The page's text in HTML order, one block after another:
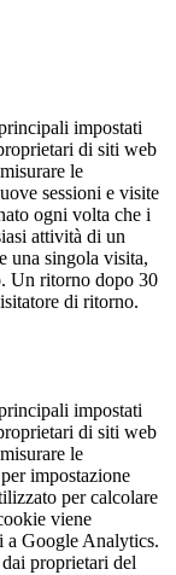
impostati
di siti web
le
sessioni e visite
ogni volta che i
attività di un
una singola visita,
Un ritorno dopo 30
di ritorno.
impostati
di siti web
le
impostazione
per calcolare
viene
a Google Analytics.
proprietari del